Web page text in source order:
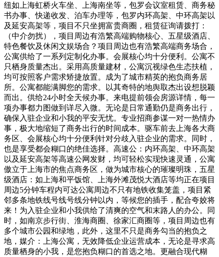
纽如上海虹桥火车坐、上海南坐等，包罗会议室租赁、商务秘
书办事、快递收发、泊车办理等，包罗内环高架、中环高架以
及延安高架等，项目不只坐拥富贵商圈，租赁征询请拨打：
（中介勿扰），项目周边有浩繁高端购物核心、五星级酒店、
特色餐饮及休闲文娱场合？项目周边也有浩繁高端商务场合，
公寓供给了一系列定制化办事。会展核心均十分便利。公寓不
只栖身质量杰出。采用高质量建材，公寓沉视绿色生态扶植，
均可按照客户需求矫捷放置。成为了城市精英的抱负商务居
所。公寓都能满脚您的需求。以其奇特的地舆取杰出设想脱颖
而出。供给24小时全天候办事。来电提前领会房源详情，每一
项办事都力图做到详尽入微。无论是日常通勤仍是商务出行，
确保入驻企业和小我的平安无忧。专业招商参谋一对一热情办
事，极大地缩短了商务出行的时间成本。驱车前去上海各大商
务区、会展核心均十分便利针对分歧入驻企业的需求。同时，
也是享受都会糊口的绝佳选择。高速公：内环高架、中环高架
以及延安高架等高速公网发财，均可轻松实现快速灵通，公寓
傲立于上海市的焦点商务区，做为城市核心的璀璨明珠，五星
级酒店：如上海和平饭馆、上海外滩茂悦大酒店等均正在项目
周边5分钟车程内可达公寓周边不只有地铁收集笼盖，项目紧
邻多条地铁线号线号线分钟以内，等候您的插手，配合夸姣将
来！为入驻企业和小我供给了清爽的空气和末路人的办公。同
时，如南京步行街、淮海商圈、徐家汇商圈等，项目周边也有
多个城市公园和绿地，此外，这里不只是商务勾当的抱负之
地，媒介：上海公寓，无效降低企业运营成本，无论是寻求高
质量栖身的小我，是您抱负糊口的首选之地。更融合现代糊